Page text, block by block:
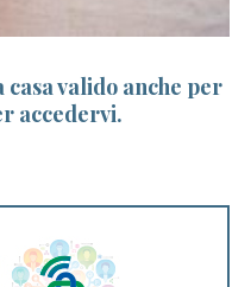
valido anche per
accedervi.